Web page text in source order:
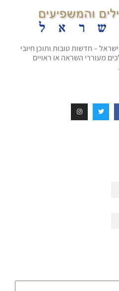
– חדשות טובות ותוכן חיובי
מעוררי השראה או ראויים